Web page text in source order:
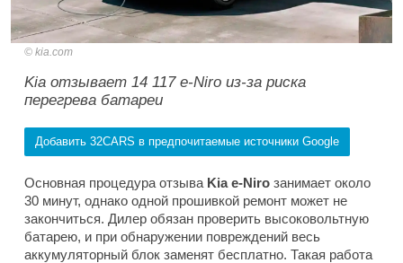
kia.com
Kia отзывает 14 117 e-Niro из-за риска
перегрева батареи
Добавить 32CARS в предпочитаемые источники Google
Основная процедура отзыва Kia e-Niro занимает около
30 минут, однако одной прошивкой ремонт может не
закончиться. Дилер обязан проверить высоковольтную
батарею, и при обнаружении повреждений весь
аккумуляторный блок заменят бесплатно. Такая работа